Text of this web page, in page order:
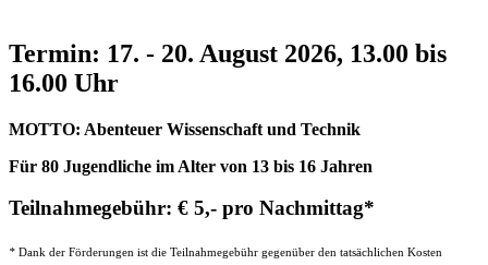
Termin: 17. - 20. August 2026, 13.00 bis
16.00 Uhr
MOTTO: Abenteuer Wissenschaft und Technik
Für 80 Jugendliche im Alter von 13 bis 16 Jahren
Teilnahmegebühr: € 5,- pro Nachmittag*
* Dank der Förderungen ist die Teilnahmegebühr gegenüber den tatsächlichen Kosten